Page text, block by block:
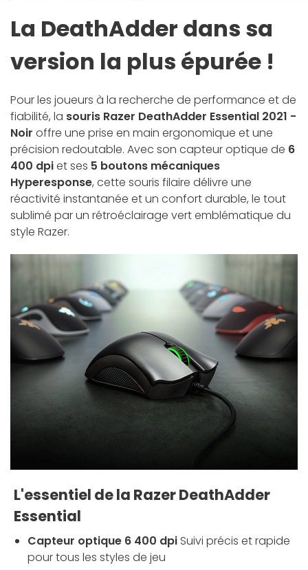
La DeathAdder dans sa
version la plus épurée !
Pour les joueurs à la recherche de performance et de
fiabilité, la souris Razer DeathAdder Essential 2021 -
Noir offre une prise en main ergonomique et une
précision redoutable. Avec son capteur optique de 6
400 dpiet ses 5 boutons mécaniques
Hyperesponse, cette souris filaire délivre une
réactivité instantanée et un confort durable, le tout
sublimé par un rétroéclairage vert emblématique du
style Razer.
L'essentiel de la Razer DeathAdder
Essential
Capteur optique 6 400 dpi Suivi précis et rapide
pour tous les styles de jeu